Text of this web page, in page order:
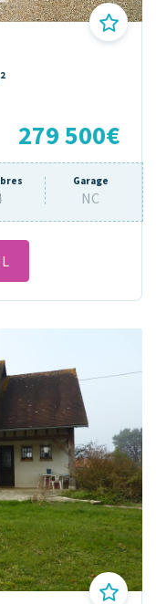
279 500€
Garage
NC